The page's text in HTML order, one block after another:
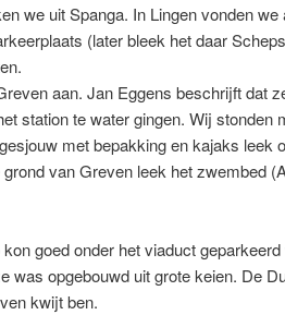
we uit Spanga. In Lingen vonden we
(later bleek het daar
aan. Jan Eggens beschrijft dat
station te water gingen. Wij stonden
met bepakking en kajaks leek
van Greven leek het zwembed
goed onder het viaduct
was opgebouwd uit grote keien. De
kwijt ben.